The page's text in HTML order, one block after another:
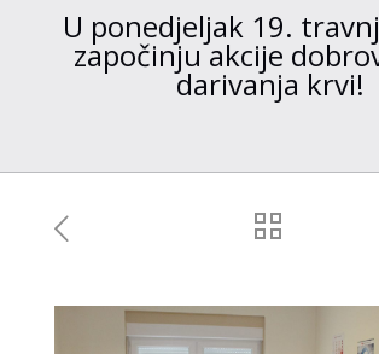
U ponedjeljak 19.
započinju akcije
darivanja krvi!